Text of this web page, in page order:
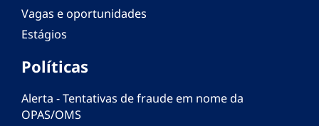
Vagas e oportunidades
Estágios
Políticas
Alerta - Tentativas de fraude em nome da
OPAS/OMS